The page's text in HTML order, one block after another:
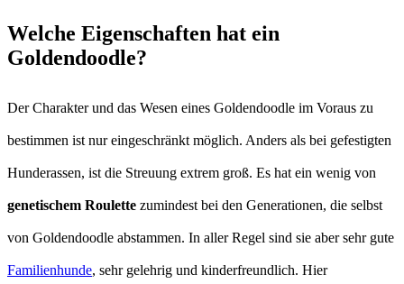
Welche Eigenschaften hat ein
Goldendoodle?
Der Charakter und das Wesen eines Goldendoodle im Voraus zu
bestimmen ist nur eingeschränkt möglich. Anders als bei gefestigten
Hunderassen, ist die Streuung extrem groß. Es hat ein wenig von
genetischem Roulette zumindest bei den Generationen, die selbst
von Goldendoodle abstammen. In aller Regel sind sie aber sehr gute
Familienhunde, sehr gelehrig und kinderfreundlich. Hier